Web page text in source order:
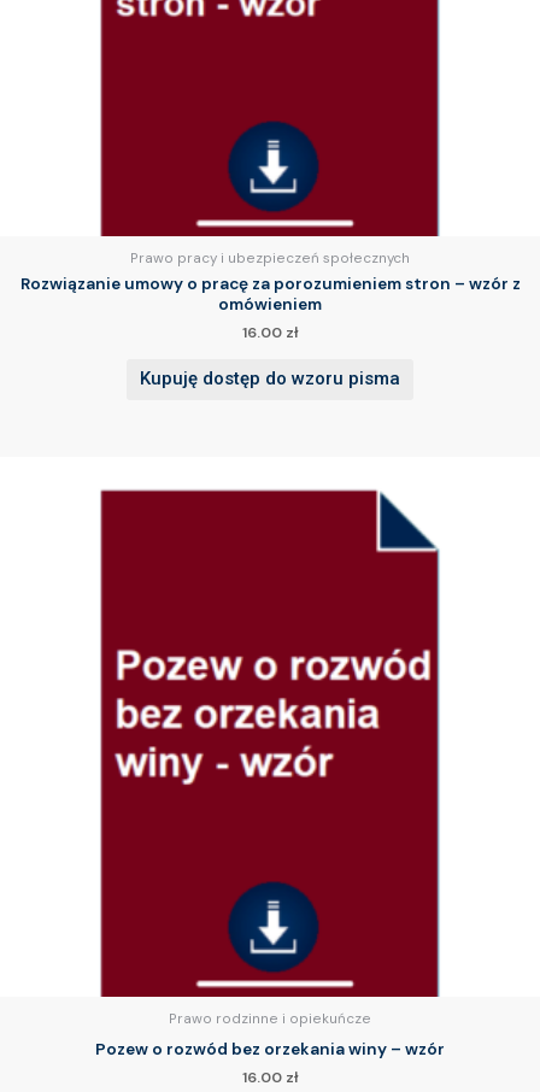
Prawo pracy i ubezpieczeń społecznych
Rozwiązanie umowy o pracę za porozumieniem stron – wzór z
omówieniem
16.00 zł
Kupuję dostęp do wzoru pisma
Prawo rodzinne i opiekuńcze
Pozew o rozwód bez orzekania winy – wzór
16.00 zł